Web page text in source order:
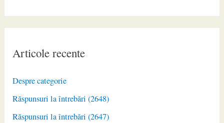
Articole recente
Despre categorie
Răspunsuri la întrebări (2648)
Răspunsuri la întrebări (2647)